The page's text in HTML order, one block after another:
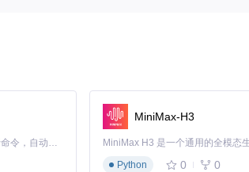
直观的温度控制界面，支持模式切换（制热/制冷/
复杂的设备控制逻辑封装为用户友好的交互界面
Claude Code 的开源替代方案。连接任意大模型，编辑代码，运行命令，自动验证 — 全自动执行。用 Rust 构建，极致性能。 ｜ An open-source alternative to Claude Code. Connect any LLM, edit code, run commands, and verify changes — autonomously. Built in Rust for speed. Get Started
MiniMax-H3
Python
0 0